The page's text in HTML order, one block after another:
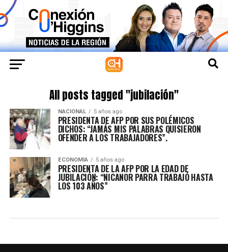
All posts tagged "jubilación"
NACIONAL 5 años ago
PRESIDENTA DE AFP POR SUS POLÉMICOS
DICHOS: “JAMÁS MIS PALABRAS QUISIERON
OFENDER A LOS TRABAJADORES”.
ECONOMIA 5 años ago
PRESIDENTA DE LA AFP POR LA EDAD DE
JUBILACIÓN: “NICANOR PARRA TRABAJÓ HASTA
LOS 103 AÑOS”